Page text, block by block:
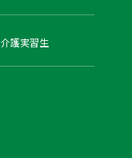
介護実習生